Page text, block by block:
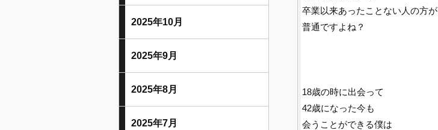
卒業以来あったことない人の方が
普通ですよね？
18歳の時に出会って
42歳になった今も
会うことができる僕は
2025年10月
2025年9月
2025年8月
2025年7月